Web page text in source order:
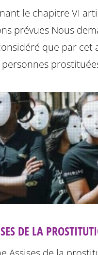
le chapitre VI
prévues Nous
que par cet
personnes
DE LA